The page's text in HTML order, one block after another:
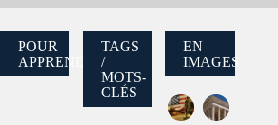
POUR
APPRENDRE
TAGS
/
MOTS-
CLÉS
EN
IMAGES